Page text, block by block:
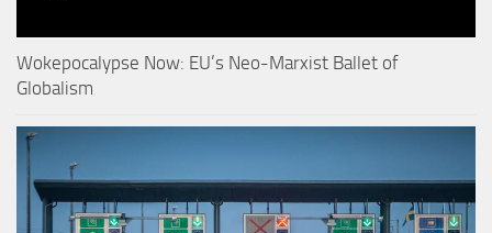
Wokepocalypse Now: EU’s Neo-Marxist Ballet of
Globalism